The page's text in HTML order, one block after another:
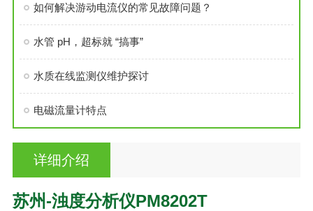
如何解决游动电流仪的常见故障问题？
水管 pH，超标就 “搞事”
水质在线监测仪维护探讨
电磁流量计特点
详细介绍
苏州-浊度分析仪PM8202T